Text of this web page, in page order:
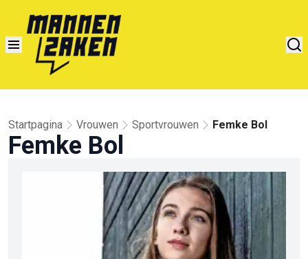
Startpagina Vrouwen Sportvrouwen Femke Bol
Femke Bol